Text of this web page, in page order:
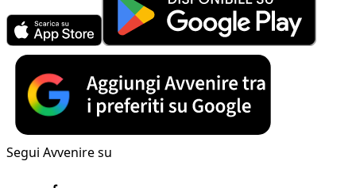
Segui Avvenire su